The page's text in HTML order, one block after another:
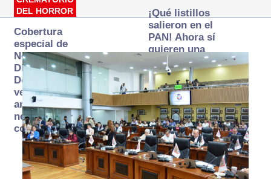
DEL HORROR
Cobertura
especial de
Norte
Digital:
Donde la
verdad
arde… pero
no se
consume
¡Qué listillos
salieron en el
PAN! Ahora sí
quieren una
Fiscalía
autónoma… y
transexenal